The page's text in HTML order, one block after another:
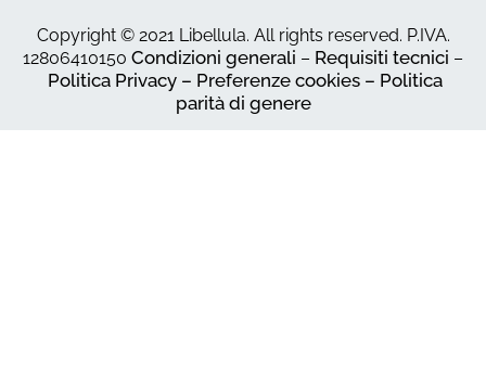
Copyright © 2021 Libellula. All rights reserved. P.IVA.
12806410150 Condizioni generali – Requisiti tecnici –
Politica Privacy – Preferenze cookies – Politica
parità di genere